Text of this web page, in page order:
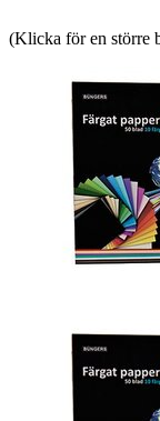
(Klicka för en större